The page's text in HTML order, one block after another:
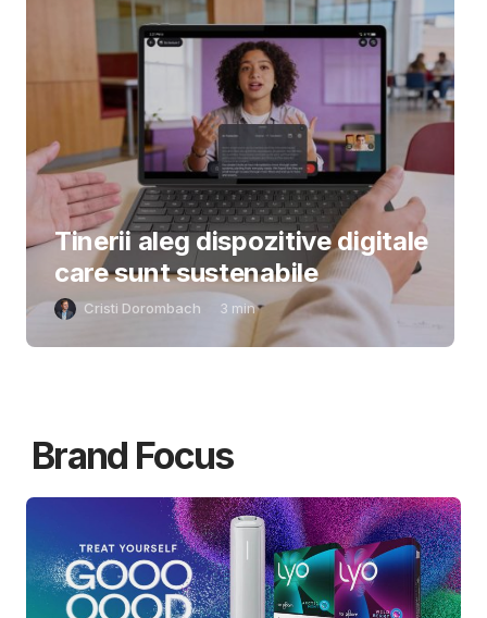
Tinerii aleg dispozitive digitale
care sunt sustenabile
Cristi Dorombach 3 min
Brand Focus